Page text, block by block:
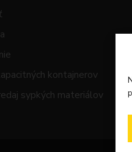
kontajnerov
sypkých materiálov